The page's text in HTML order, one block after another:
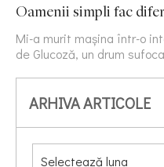
Oamenii simpli fac
Mi-a murit mașina într-o
de Glucoză, un drum
ARHIVA ARTICOLE